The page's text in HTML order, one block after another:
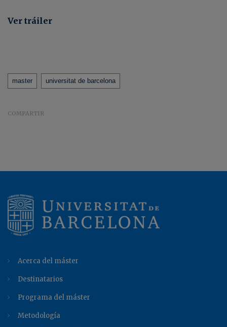
Ver tráiler
Tags
master universitat de barcelona
COMPARTIR
Acerca del máster
Destinatarios
Programa del máster
Metodología